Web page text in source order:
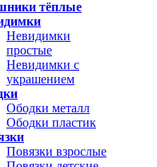
тёплые
Невидимки
простые
Невидимки с
украшением
Ободки металл
Ободки пластик
Повязки взрослые